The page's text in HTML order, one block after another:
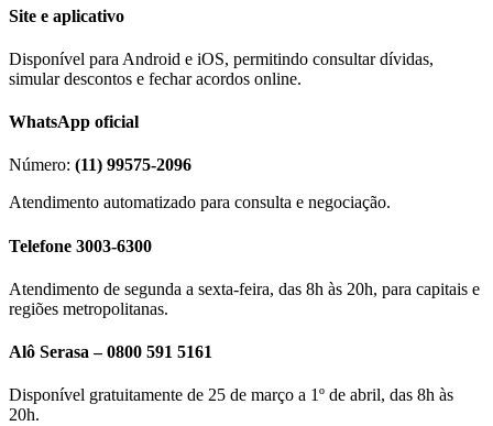
Site e aplicativo
Disponível para Android e iOS, permitindo consultar dívidas,
simular descontos e fechar acordos online.
WhatsApp oficial
Número: (11) 99575-2096
Atendimento automatizado para consulta e negociação.
Telefone 3003-6300
Atendimento de segunda a sexta-feira, das 8h às 20h, para capitais e
regiões metropolitanas.
Alô Serasa – 0800 591 5161
Disponível gratuitamente de 25 de março a 1º de abril, das 8h às
20h.